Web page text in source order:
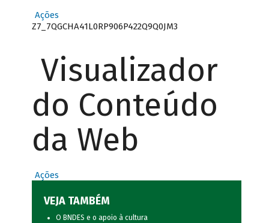
Ações
Z7_7QGCHA41L0RP906P422Q9Q0JM3
Visualizador
do Conteúdo
da Web
Ações
VEJA TAMBÉM
O BNDES e o apoio à cultura